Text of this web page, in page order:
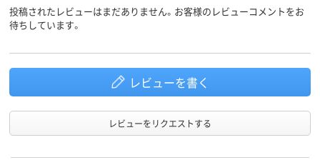
投稿されたレビューはまだありません。お客様のレビューコメントをお
待ちしています。
レビューを書く
レビューをリクエストする